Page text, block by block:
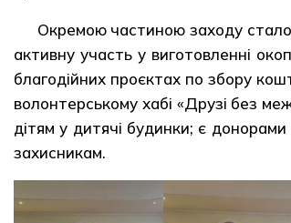
Окремою частиною заходу стало
активну участь у виготовленні
благодійних проєктах по збору
волонтерському хабі «Друзі без
дітям у дитячі будинки; є
захисникам.